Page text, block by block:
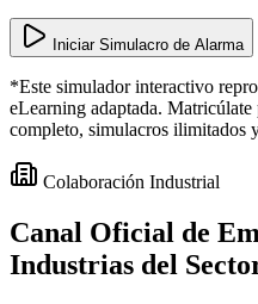
Iniciar Simulacro de Alarma
*Este simulador interactivo
eLearning adaptada.
completo, simulacros ilimitados
Colaboración Industrial
Canal Oficial de
Industrias del